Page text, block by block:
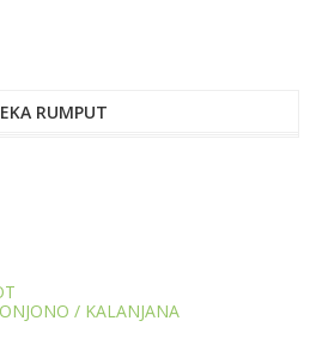
RUMPUT
/ KALANJANA